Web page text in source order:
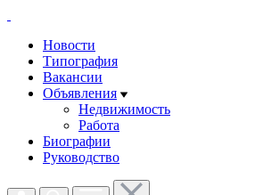
Новости
Типография
Вакансии
Объявления
Недвижимость
Работа
Биографии
Руководство